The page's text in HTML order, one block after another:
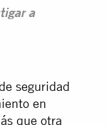
a
seguridad
en
que otra